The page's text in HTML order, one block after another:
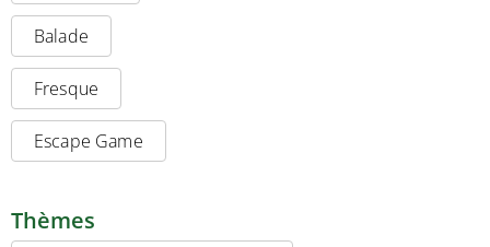
Balade
Fresque
Escape Game
Thèmes